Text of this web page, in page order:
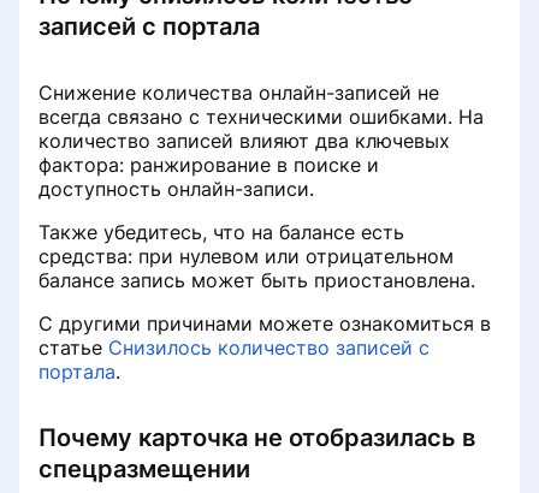
записей с портала
Снижение количества онлайн-записей не
всегда связано с техническими ошибками. На
количество записей влияют два ключевых
фактора: ранжирование в поиске и
доступность онлайн-записи.
Также убедитесь, что на балансе есть
средства: при нулевом или отрицательном
балансе запись может быть приостановлена.
С другими причинами можете ознакомиться в
статье Снизилось количество записей с
портала.
Почему карточка не отобразилась в
спецразмещении